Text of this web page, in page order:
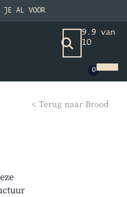
JE AL VOOR
9.9 van
10
< Terug naar Brood